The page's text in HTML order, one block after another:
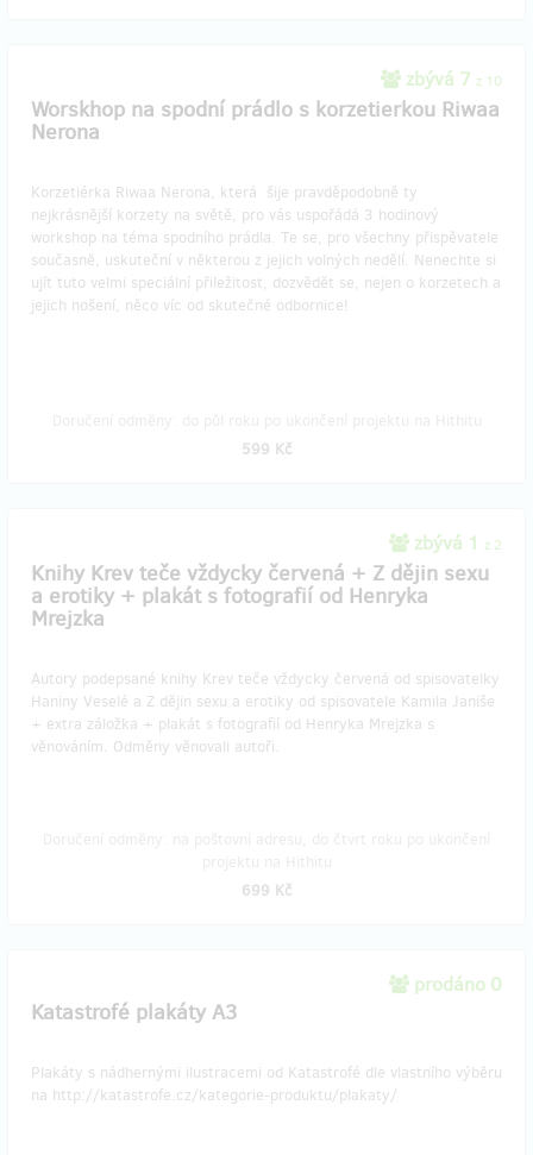
zbývá 7 z 10
Worskhop na spodní prádlo s korzetierkou Riwaa
Nerona
Korzetiérka Riwaa Nerona, která šije pravděpodobně ty
nejkrásnější korzety na světě, pro vás uspořádá 3 hodinový
workshop na téma spodního prádla. Te se, pro všechny přispěvatele
současně, uskuteční v některou z jejich volných nedělí. Nenechte si
ujít tuto velmi speciální přiležitost, dozvědět se, nejen o korzetech a
jejich nošení, něco víc od skutečné odbornice!
599 Kč
zbývá 1 z 2
Knihy Krev teče vždycky červená + Z dějin sexu
a erotiky + plakát s fotografií od Henryka
Mrejzka
Autory podepsané knihy Krev teče vždycky červená od spisovatelky
Haniny Veselé a Z dějin sexu a erotiky od spisovatele Kamila Janiše
+ extra záložka + plakát s fotografií od Henryka Mrejzka s
věnováním. Odměny věnovali autoři.
699 Kč
prodáno 0
Katastrofé plakáty A3
Plakáty s nádhernými ilustracemi od Katastrofé dle vlastního výběru
na http://katastrofe.cz/kategorie-produktu/plakaty/